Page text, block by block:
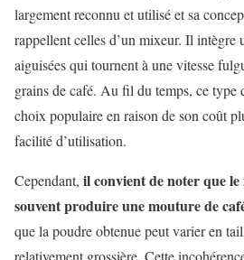
largement reconnu et utilisé et sa
rappellent celles d’un mixeur. Il intègre
aiguisées qui tournent à une vitesse
grains de café. Au fil du temps, ce type
choix populaire en raison de son coût
facilité d’utilisation.
Cependant, il convient de noter que
souvent produire une mouture de
que la poudre obtenue peut varier en
relativement grossière. Cette